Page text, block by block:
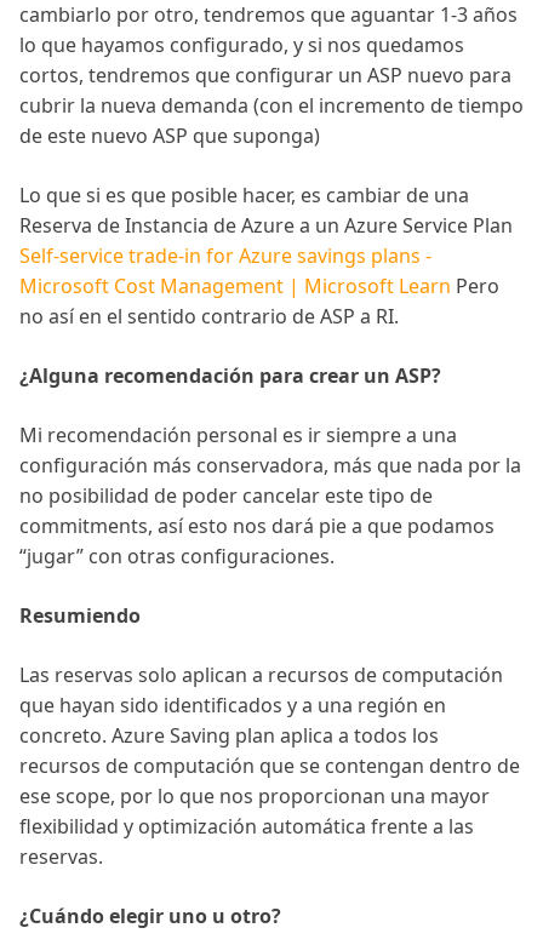
cambiarlo por otro, tendremos que aguantar 1-3 años
lo que hayamos configurado, y si nos quedamos
cortos, tendremos que configurar un ASP nuevo para
cubrir la nueva demanda (con el incremento de tiempo
de este nuevo ASP que suponga)
Lo que si es que posible hacer, es cambiar de una
Reserva de Instancia de Azure a un Azure Service Plan
Self-service trade-in for Azure savings plans -
Microsoft Cost Management | Microsoft Learn Pero
no así en el sentido contrario de ASP a RI.
¿Alguna recomendación para crear un ASP?
Mi recomendación personal es ir siempre a una
configuración más conservadora, más que nada por la
no posibilidad de poder cancelar este tipo de
commitments, así esto nos dará pie a que podamos
“jugar” con otras configuraciones.
Resumiendo
Las reservas solo aplican a recursos de computación
que hayan sido identificados y a una región en
concreto. Azure Saving plan aplica a todos los
recursos de computación que se contengan dentro de
ese scope, por lo que nos proporcionan una mayor
flexibilidad y optimización automática frente a las
reservas.
¿Cuándo elegir uno u otro?